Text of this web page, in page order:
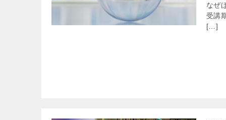
なぜ
受講
[…]